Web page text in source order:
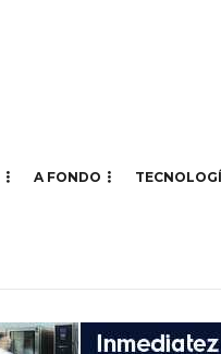
A FONDO